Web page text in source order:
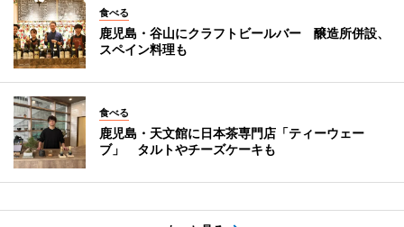
食べる
鹿児島・谷山にクラフトビールバー 醸造所併設、
スペイン料理も
食べる
鹿児島・天文館に日本茶専門店「ティーウェー
ブ」 タルトやチーズケーキも